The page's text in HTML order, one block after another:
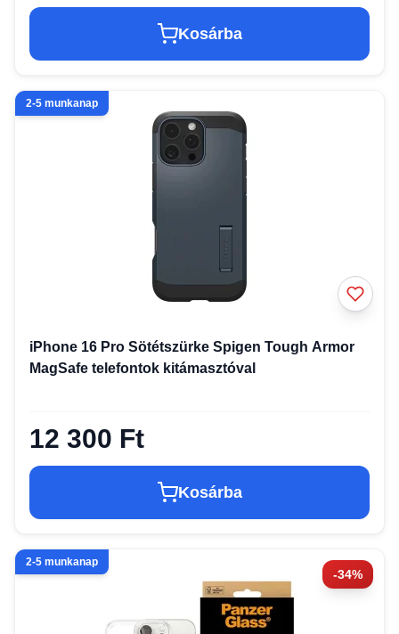
Kosárba
2-5 munkanap
iPhone 16 Pro Sötétszürke Spigen Tough Armor
MagSafe telefontok kitámasztóval
12 300 Ft
Kosárba
-34%
2-5 munkanap